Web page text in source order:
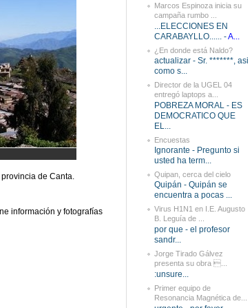
de Canta.
información y fotografías
Marcos Espinoza inicia su
campaña rumbo ...
...ELECCIONES EN
CARABAYLLO...... -A...
¿En donde está Naldo?
actualizar - Sr. *******, asi
como s...
Director de la UGEL 04
entregó laptops a...
POBREZA MORAL - ES
DEMOCRATICO QUE
EL...
Encuestas
Ignorante - Pregunto si
usted ha term...
Quipan, cerca del cielo
Quipán - Quipán se
encuentra a pocas ...
Virus H1N1 en I.E. Augusto
B. Leguía de ...
por que - el profesor
sandr...
Jorge Tirado Gálvez
presenta su obra ...
:unsure...
Primer equipo de
Resonancia Magnética de...